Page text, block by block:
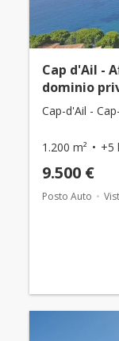
Cap d'Ail -
dominio
Cap-d'Ail -
1.200 m² +5
9.500 €
Posto Auto